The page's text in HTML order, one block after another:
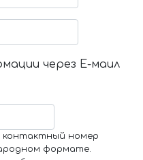
через Е-маил
номер
формате.